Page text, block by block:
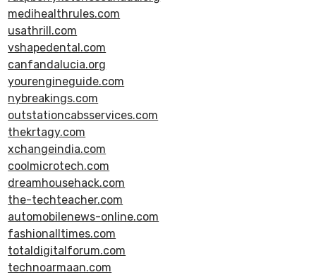
medihealthrules.com
usathrill.com
vshapedental.com
canfandalucia.org
yourengineguide.com
nybreakings.com
outstationcabsservices.com
thekrtagy.com
xchangeindia.com
coolmicrotech.com
dreamhousehack.com
the-techteacher.com
automobilenews-online.com
fashionalltimes.com
totaldigitalforum.com
technoarmaan.com